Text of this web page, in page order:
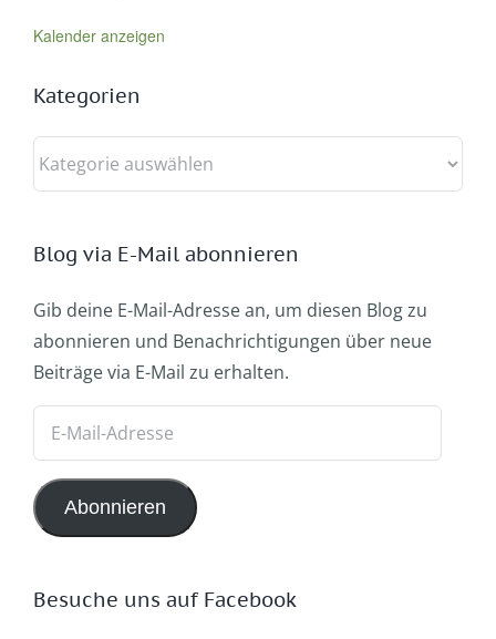
Kalender anzeigen
Kategorien
Kategorien
Blog via E-Mail abonnieren
Gib deine E-Mail-Adresse an, um diesen Blog zu
abonnieren und Benachrichtigungen über neue
Beiträge via E-Mail zu erhalten.
Adresse
Abonnieren
Besuche uns auf Facebook